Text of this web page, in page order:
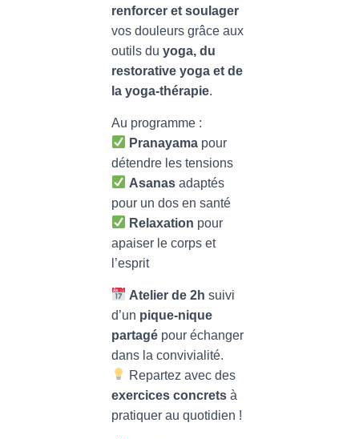
renforcer et soulager
vos douleurs grâce aux
outils du yoga, du
restorative yoga et de
la yoga-thérapie.
Au programme :
Pranayama pour
détendre les tensions
Asanas adaptés
pour un dos en santé
Relaxation pour
apaiser le corps et
l’esprit
Atelier de 2h suivi
d’un pique-nique
partagé pour échanger
dans la convivialité.
Repartez avec des
exercices concrets à
pratiquer au quotidien !